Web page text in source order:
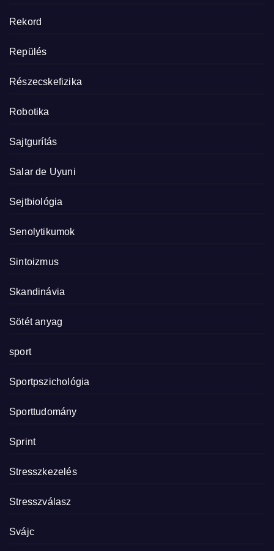
Rekord
Repülés
Részecskefizika
Robotika
Sajtgurítás
Salar de Uyuni
Sejtbiológia
Senolytikumok
Sintoizmus
Skandinávia
Sötét anyag
sport
Sportpszichológia
Sporttudomány
Sprint
Stresszkezelés
Stresszválasz
Svájc